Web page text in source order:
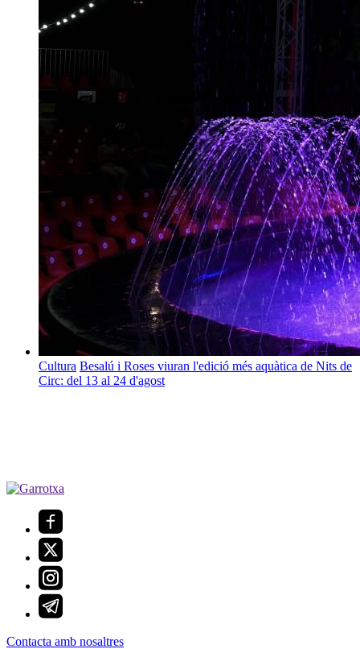
Cultura Besalú i Roses viuran l'edició més aquàtica de Nits de
Circ: del 13 al 24 d'agost
Contacta amb nosaltres